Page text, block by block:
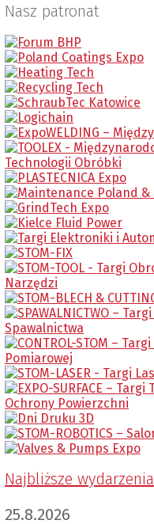
Nasz patronat
Najbliższe wydarzenia
25.8.2026